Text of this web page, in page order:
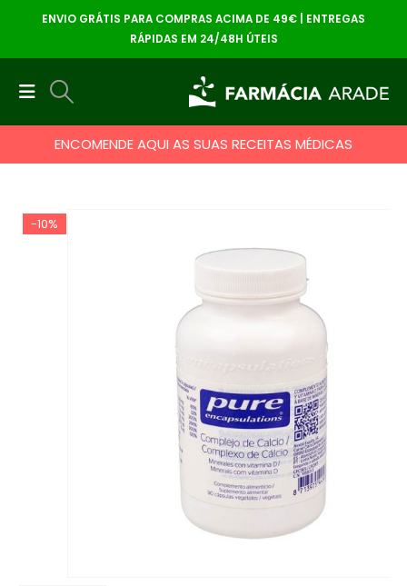
ENVIO GRÁTIS PARA COMPRAS ACIMA DE 49€ | ENTREGAS
RÁPIDAS EM 24/48H ÚTEIS
ENCOMENDE AQUI AS SUAS RECEITAS MÉDICAS
-10%